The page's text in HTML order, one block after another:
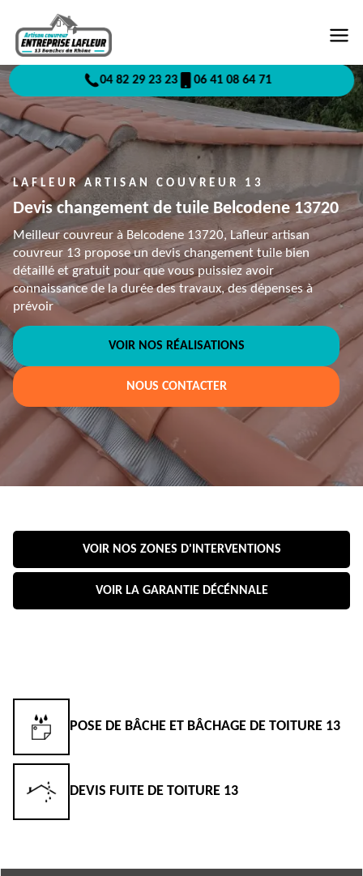
04 82 29 23 23 06 41 08 64 71
LAFLEUR ARTISAN COUVREUR 13
Devis changement de tuile Belcodene 13720
Meilleur couvreur à Belcodene 13720, Lafleur artisan
couvreur 13 propose un devis changement tuile bien
détaillé et gratuit pour que vous puissiez avoir
connaissance de la durée des travaux, des dépenses à
prévoir
VOIR NOS RÉALISATIONS
NOUS CONTACTER
VOIR NOS ZONES D'INTERVENTIONS
VOIR LA GARANTIE DÉCÉNNALE
POSE DE BÂCHE ET BÂCHAGE DE TOITURE 13
DEVIS FUITE DE TOITURE 13